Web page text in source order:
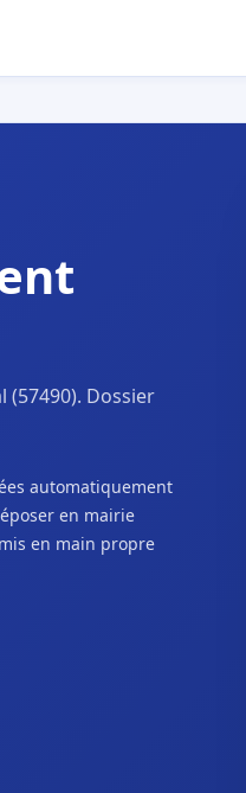
Dossier
automatiquement
en mairie
en main propre